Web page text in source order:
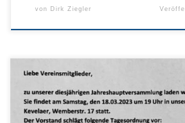
von Dirk Ziegler